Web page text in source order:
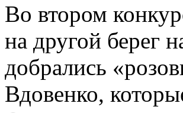
Во втором
на другой берег
добрались
Вдовенко,